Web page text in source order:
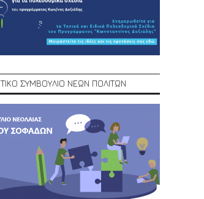
ΣΥΜΒΟΥΛΙΟ ΝΕΩΝ ΠΟΛΙΤΩΝ